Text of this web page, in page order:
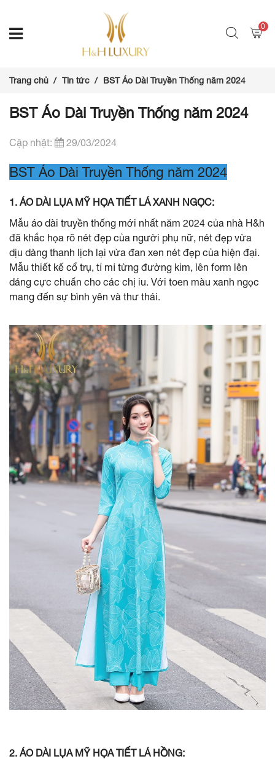
0
Trang chủ Tin tức BST Áo Dài Truyền Thống năm 2024
BST Áo Dài Truyền Thống năm 2024
Cập nhật: 29/03/2024
BST Áo Dài Truyền Thống năm 2024
1. ÁO DÀI LỤA MỸ HỌA TIẾT LÁ XANH NGỌC:
Mẫu áo dài truyền thống mới nhất năm 2024 của nhà H&h
đã khắc họa rõ nét đẹp của người phụ nữ, nét đẹp vừa
dịu dàng thanh lịch lại vừa đan xen nét đẹp của hiện đại.
Mẫu thiết kế cổ trụ, tỉ mỉ từng đường kim, lên form lên
dáng cực chuẩn cho các chị iu. Với toen màu xanh ngọc
mang đến sự bình yên và thư thái.
2. ÁO DÀI LỤA MỸ HỌA TIẾT LÁ HỒNG: